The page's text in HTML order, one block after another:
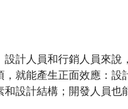
設計人員和行銷人員來
，就能產生正面效應：
和設計結構；開發人員